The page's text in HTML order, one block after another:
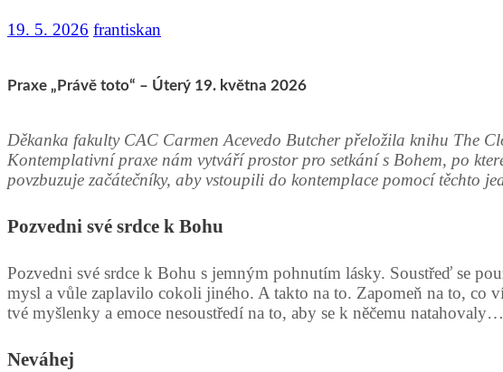
19. 5. 2026 frantiskan
Praxe „Právě toto“ – Úterý 19. května 2026
Děkanka fakulty CAC Carmen Acevedo Butcher přeložila knihu The
Kontemplativní praxe nám vytváří prostor pro setkání s Bohem, po
povzbuzuje začátečníky, aby vstoupili do kontemplace pomocí těchto
Pozvedni své srdce k Bohu
Pozvedni své srdce k Bohu s jemným pohnutím lásky. Soustřeď se
mysl a vůle zaplavilo cokoli jiného. A takto na to. Zapomeň na to, co
tvé myšlenky a emoce nesoustředí na to, aby se k něčemu
Neváhej